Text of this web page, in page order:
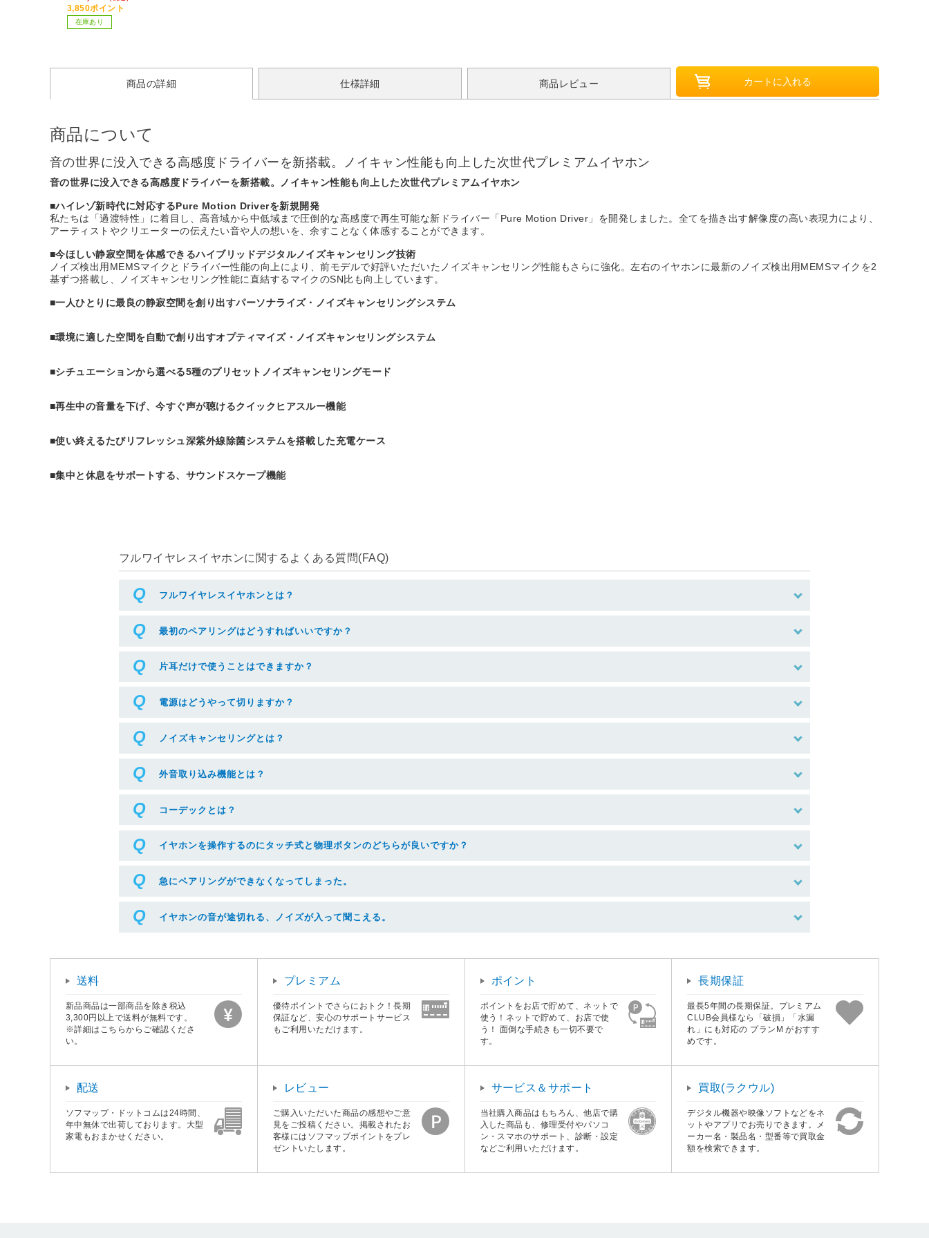
h対応 /USB］
3,850ポイント
在庫あり
商品の詳細 仕様詳細 商品レビュー
商品について
音の世界に没入できる高感度ドライバーを新搭載。ノイキャン性能も向上した次世代プレミアムイヤホン
音の世界に没入できる高感度ドライバーを新搭載。ノイキャン性能も向上した次世代プレミアムイヤホン
■ハイレゾ新時代に対応するPure Motion Driverを新規開発
私たちは「過渡特性」に着目し、高音域から中低域まで圧倒的な高感度で再生可能な新ドライバー「Pure Motion Driver」を開発しました。全てを描き出す解像度の高い表現力により、
アーティストやクリエーターの伝えたい音や人の想いを、余すことなく体感することができます。
■今ほしい静寂空間を体感できるハイブリッドデジタルノイズキャンセリング技術
ノイズ検出用MEMSマイクとドライバー性能の向上により、前モデルで好評いただいたノイズキャンセリング性能もさらに強化。左右のイヤホンに最新のノイズ検出用MEMSマイクを2
基ずつ搭載し、ノイズキャンセリング性能に直結するマイクのSN比も向上しています。
■一人ひとりに最良の静寂空間を創り出すパーソナライズ・ノイズキャンセリングシステム
■環境に適した空間を自動で創り出すオプティマイズ・ノイズキャンセリングシステム
■シチュエーションから選べる5種のプリセットノイズキャンセリングモード
■再生中の音量を下げ、今すぐ声が聴けるクイックヒアスルー機能
■使い終えるたびリフレッシュ深紫外線除菌システムを搭載した充電ケース
■集中と休息をサポートする、サウンドスケープ機能
フルワイヤレスイヤホンに関するよくある質問(FAQ)
フルワイヤレスイヤホンとは？
最初のペアリングはどうすればいいですか？
片耳だけで使うことはできますか？
電源はどうやって切りますか？
ノイズキャンセリングとは？
外音取り込み機能とは？
コーデックとは？
イヤホンを操作するのにタッチ式と物理ボタンのどちらが良いですか？
急にペアリングができなくなってしまった。
イヤホンの音が途切れる、ノイズが入って聞こえる。
送料
新品商品は一部商品を除き税込
3,300円以上で送料が無料です。
※詳細はこちらからご確認くださ
い。
プレミアム
優待ポイントでさらにおトク！長期
保証など、安心のサポートサービス
もご利用いただけます。
ポイント
ポイントをお店で貯めて、ネットで
使う！ネットで貯めて、お店で使
う！ 面倒な手続きも一切不要で
す。
長期保証
最長5年間の長期保証。プレミアム
CLUB会員様なら「破損」「水漏
れ」にも対応の プランM がおすす
めです。
配送
ソフマップ・ドットコムは24時間、
年中無休で出荷しております。大型
家電もおまかせください。
レビュー
ご購入いただいた商品の感想やご意
見をご投稿ください。掲載されたお
客様にはソフマップポイントをプレ
ゼントいたします。
サービス＆サポート
当社購入商品はもちろん、他店で購
入した商品も、修理受付やパソコ
ン・スマホのサポート、診断・設定
などご利用いただけます。
買取(ラクウル)
デジタル機器や映像ソフトなどをネ
ットやアプリでお売りできます。メ
ーカー名・製品名・型番等で買取金
額を検索できます。